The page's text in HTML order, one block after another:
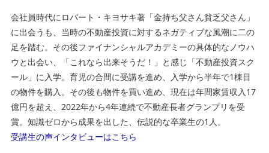
会社員時代にロバート・キヨサキ著「金持ち父さん貧乏父さん」
に出会うも、当時の不動産投資に対するネガティブな風潮に二の
足を踏む。その後ファイナンシャルアカデミーの具体的なノウハ
ウと出会い、「これなら出来そうだ！」と感じ「不動産投資スク
ール」に入学。育児の合間に受講を進め、入学から半年で1棟目
の物件を購入。その後も物件を買い進め、現在は年間家賃収入17
億円を超え、2022年から4年連続で不動産長者グランプリを受
賞。知識ゼロから成果を出した、伝説的な卒業生の1人。
受講生の声インタビューはこちら